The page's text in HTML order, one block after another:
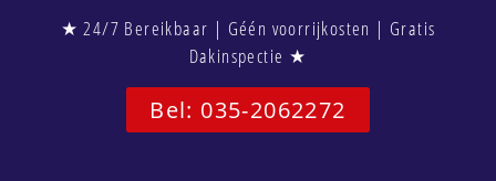
★ 24/7 Bereikbaar | Géén voorrijkosten | Gratis
Dakinspectie ★
Bel: 035-2062272